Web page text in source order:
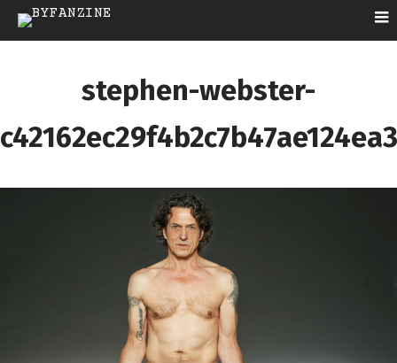
stephen-webster-